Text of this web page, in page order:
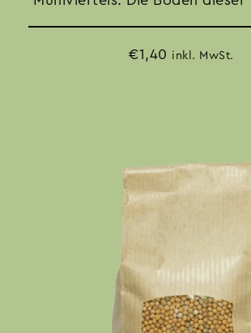
Brotbackeigenschaften
€1,40 inkl. MwSt.